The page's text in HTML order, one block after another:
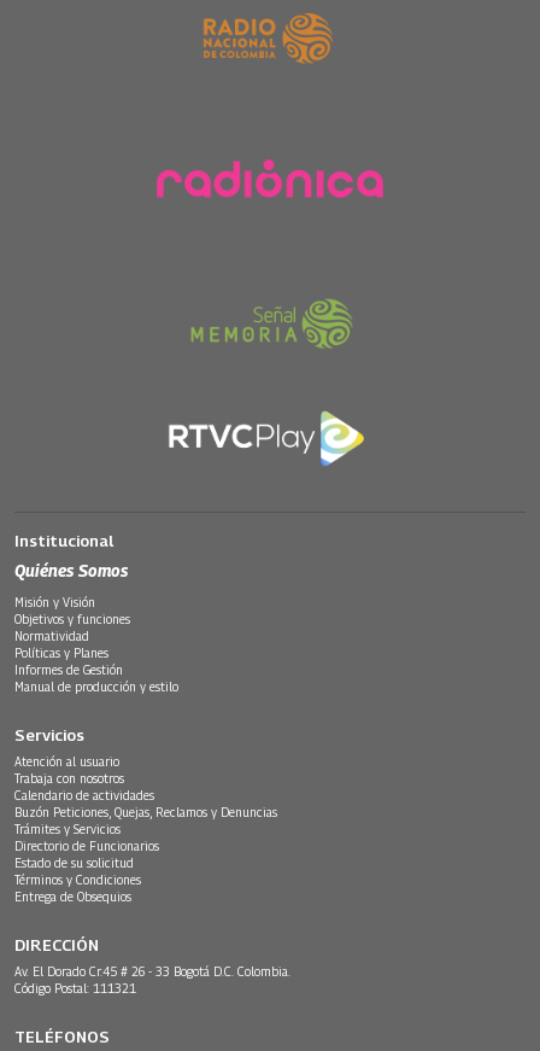
Institucional
Quiénes Somos
Misión y Visión
Objetivos y funciones
Normatividad
Políticas y Planes
Informes de Gestión
Manual de producción y estilo
Servicios
Atención al usuario
Trabaja con nosotros
Calendario de actividades
Buzón Peticiones, Quejas, Reclamos y Denuncias
Trámites y Servicios
Directorio de Funcionarios
Estado de su solicitud
Términos y Condiciones
Entrega de Obsequios
DIRECCIÓN
Av. El Dorado Cr.45 # 26 - 33 Bogotá D.C. Colombia.
Código Postal: 111321
TELÉFONOS